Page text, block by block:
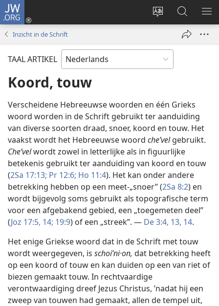
JW.ORG
Taal
wijzigen
Inloggen
(opent
Zoeken
op
JW.ORG
Inzicht in de Schrift
TAAL ARTIKEL
Koord, touw
Verscheidene Hebreeuwse woorden en één Grieks
woord worden in de Schrift gebruikt ter aanduiding
van diverse soorten draad, snoer, koord en touw. Het
vaakst wordt het Hebreeuwse woord cheʹvelgebruikt.
Cheʹvelwordt zowel in letterlijke als in figuurlijke
betekenis gebruikt ter aanduiding van koord en touw
(2Sa 17:13; Pr 12:6; Ho 11:4). Het kan onder andere
betrekking hebben op een meet-„snoer” (2Sa 8:2) en
wordt bijgevolg soms gebruikt als topografische term
voor een afgebakend gebied, een „toegemeten deel”
(Joz 17:5, 14; 19:9) of een „streek”. — De 3:4, 13, 14.
Het enige Griekse woord dat in de Schrift met touw
wordt weergegeven, is schoiʹni·on, dat betrekking heeft
op een koord of touw en kan duiden op een van riet of
biezen gemaakt touw. In rechtvaardige
verontwaardiging dreef Jezus Christus, ’nadat hij een
zweep van touwen had gemaakt, allen de tempel uit,